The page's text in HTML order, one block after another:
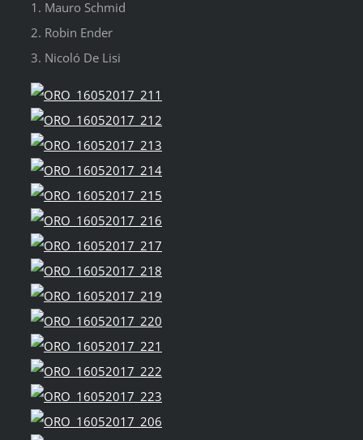
1. Mauro Schmid
2. Robin Ender
3. Nicoló De Lisi